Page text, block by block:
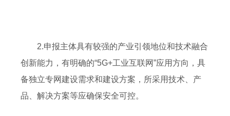
2.申报主体具有较强的产业引领地位和技术融合
创新能力，有明确的“5G+工业互联网”应用方向，具
备独立专网建设需求和建设方案，所采用技术、产
品、解决方案等应确保安全可控。